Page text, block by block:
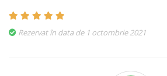
Rezervat în data de 1 octombrie 2021